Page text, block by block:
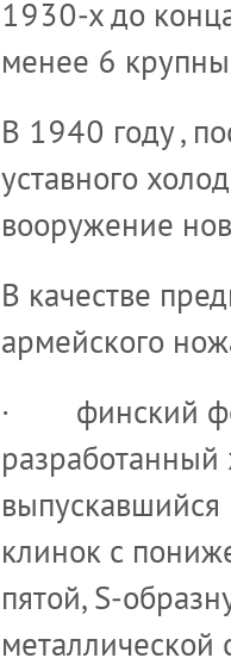
1930-х до
менее 6
В 1940 году ,
уставного
вооружение
В качестве
армейского
· финский
выпускавшийся
клинок с
пятой, S-
металлической